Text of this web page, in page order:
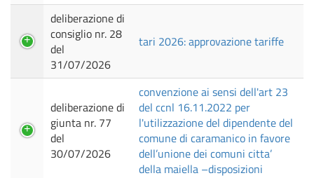
deliberazione di
consiglio nr. 28
del
31/07/2026
tari 2026: approvazione tariffe
deliberazione di
giunta nr. 77
del
30/07/2026
convenzione ai sensi dell'art 23
del ccnl 16.11.2022 per
l'utilizzazione del dipendente del
comune di caramanico in favore
dell’unione dei comuni citta’
della maiella –disposizioni